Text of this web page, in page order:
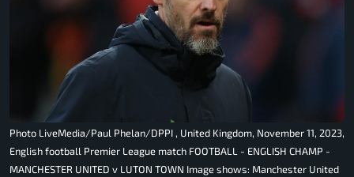
Photo LiveMedia/Paul Phelan/DPPI , United Kingdom, November 11, 2023,
English football Premier League match FOOTBALL - ENGLISH CHAMP -
MANCHESTER UNITED v LUTON TOWN Image shows: Manchester United